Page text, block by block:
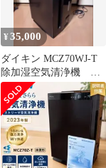
¥35,000
ダイキン MCZ70WJ-T
除加湿空気清浄機 う
るるとさらら